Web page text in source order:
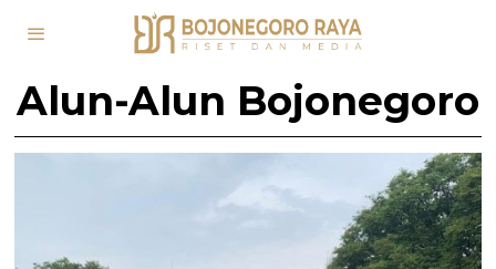
Alun-Alun Bojonegoro